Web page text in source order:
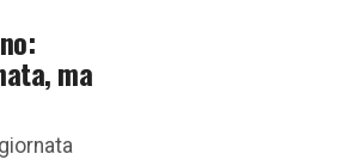
ma